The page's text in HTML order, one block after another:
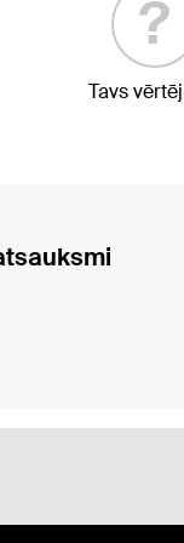
?
Tavs